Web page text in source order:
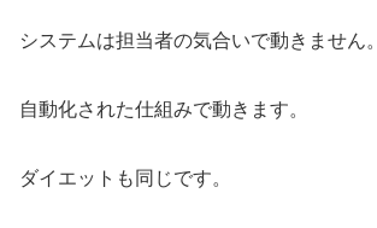
システムは担当者の気合いで動きません。
自動化された仕組みで動きます。
ダイエットも同じです。